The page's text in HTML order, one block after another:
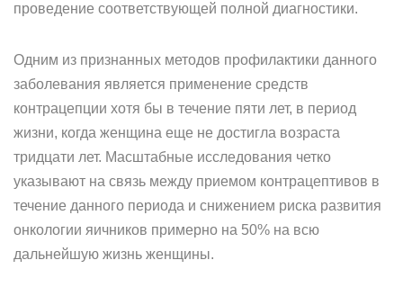
проведение соответствующей полной диагностики.
Одним из признанных методов профилактики данного
заболевания является применение средств
контрацепции хотя бы в течение пяти лет, в период
жизни, когда женщина еще не достигла возраста
тридцати лет. Масштабные исследования четко
указывают на связь между приемом контрацептивов в
течение данного периода и снижением риска развития
онкологии яичников примерно на 50% на всю
дальнейшую жизнь женщины.